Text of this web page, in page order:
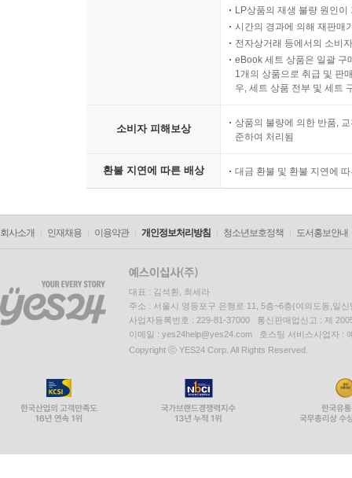
LP상품의 재생 불량 원인
시간의 경과에 의해 재판매
전자상거래 등에서의 소비
eBook 세트 상품은 일괄 구
1개의 상품으로 취급 및 판
우, 세트 상품 전부 및 세트
소비자 피해보상
상품의 불량에 의한 반품,
준하여 처리됨
환불 지연에 따른 배상 대금 환불 및 환불 지연에
회사소개 인재채용 이용약관 개인정보처리방침 청소년보호정책 도서홍보안내
대표 : 김석환, 최세라
주소 : 서울시 영등포구 은행로 11, 5층~6층(여의도동,일신
사업자등록번호 : 229-81-37000 통신판매업신고 : 제
이메일 : yes24help@yes24.com 호스팅 서비스사업자 :
Copyright ⓒ YES24 Corp. All Rights Reserved.